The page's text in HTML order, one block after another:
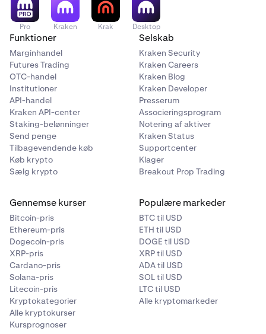
Pro Kraken Krak Desktop
Funktioner
Marginhandel
Futures Trading
OTC-handel
Institutioner
API-handel
Kraken API-center
Staking-belønninger
Send penge
Tilbagevendende køb
Køb krypto
Sælg krypto
Selskab
Kraken Security
Kraken Careers
Kraken Blog
Kraken Developer
Presserum
Associeringsprogram
Notering af aktiver
Kraken Status
Supportcenter
Klager
Breakout Prop Trading
Gennemse kurser
Bitcoin-pris
Ethereum-pris
Dogecoin-pris
XRP-pris
Cardano-pris
Solana-pris
Litecoin-pris
Kryptokategorier
Alle kryptokurser
Kursprognoser
Populære markeder
BTC til USD
ETH til USD
DOGE til USD
XRP til USD
ADA til USD
SOL til USD
LTC til USD
Alle kryptomarkeder